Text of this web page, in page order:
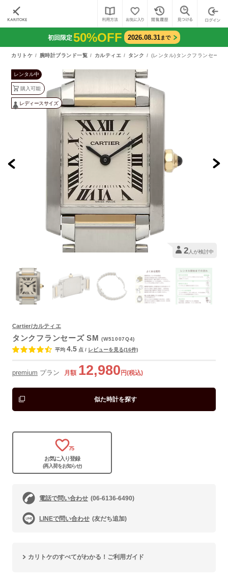
初回限定50%OFF 2026.08.31まで
カリトケ 腕時計ブランド一覧 カルティエ タンク (レンタル)タンクフランセーズ
レンタル中
購入可能
レディースサイズ
2人が検討中
Cartier/カルティエ
タンクフランセーズ SM(W51007Q4)
平均 4.5 点 / レビューを見る(16件)
premium プラン 月額 12,980 円(税込)
似た時計を探す
75
お気に入り登録
(再入荷をお知らせ)
電話で問い合わせ (06-6136-6490)
LINEで問い合わせ (友だち追加)
カリトケのすべてがわかる！ご利用ガイド
よくあるご質問